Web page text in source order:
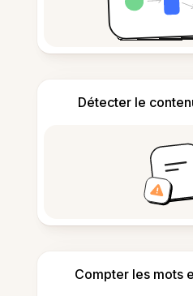
Détecter le
Compter les mots